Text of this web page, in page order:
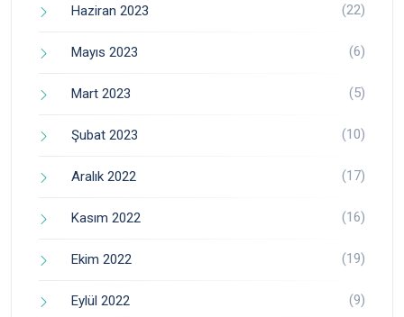
Haziran 2023 (22)
Mayıs 2023 (6)
Mart 2023 (5)
Şubat 2023 (10)
Aralık 2022 (17)
Kasım 2022 (16)
Ekim 2022 (19)
Eylül 2022 (9)